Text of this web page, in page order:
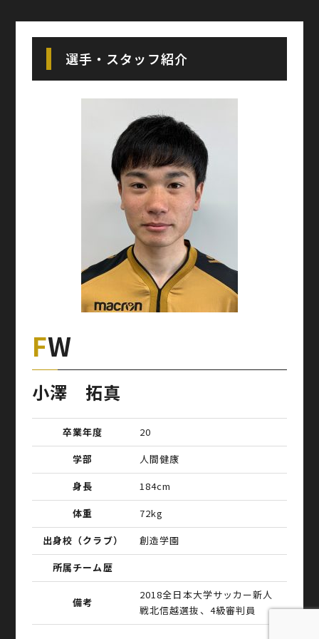
選手・スタッフ紹介
FW
小澤 拓真
卒業年度
20
学部
人間健康
身長
184cm
体重
72kg
出身校（クラブ）
創造学園
所属チーム歴
備考
2018全日本大学サッカー新人
戦北信越選抜、4級審判員